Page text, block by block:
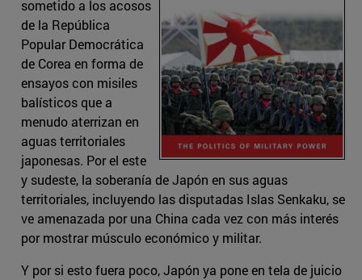
sometido a los acosos
de la República
Popular Democrática
de Corea en forma de
ensayos con misiles
balísticos que a
menudo aterrizan en
aguas territoriales
japonesas. Por el este
y sudeste, la soberanía de Japón en sus aguas
territoriales, incluyendo las disputadas Islas Senkaku, se
ve amenazada por una China cada vez con más interés
por mostrar músculo económico y militar.
Y por si esto fuera poco, Japón ya pone en tela de juicio